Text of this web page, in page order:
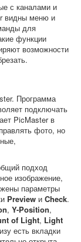
с каналами и
видны меню и
для
функции
возможности
Программа
подключать
PicMaster в
фото, но
подход
изображение,
параметры
Preview и Check.
, Y-Position,
of Light, Light
есть вкладки